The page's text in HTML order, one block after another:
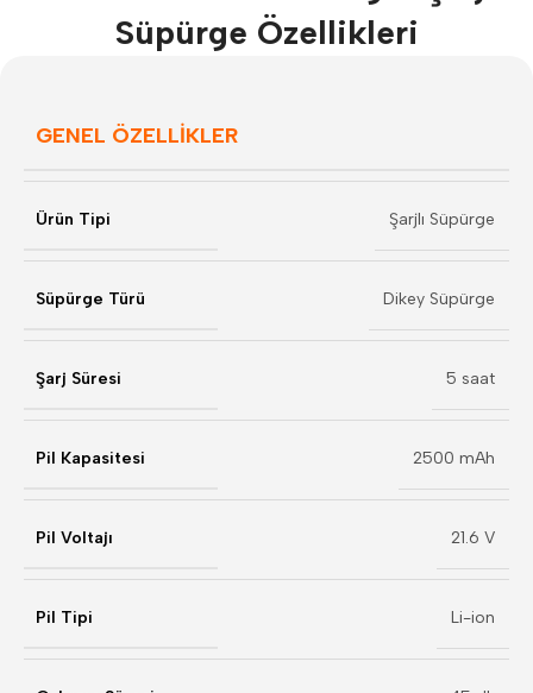
Süpürge Özellikleri
GENEL ÖZELLİKLER
Ürün Tipi Şarjlı Süpürge
Süpürge Türü Dikey Süpürge
Şarj Süresi 5 saat
Pil Kapasitesi 2500 mAh
Pil Voltajı 21.6 V
Pil Tipi Li-ion